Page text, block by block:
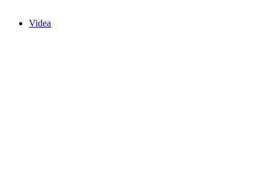
Videa